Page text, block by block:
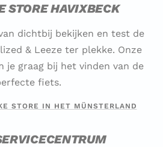
STORE HAVIXBECK
dichtbij bekijken en test de
& Leeze ter plekke. Onze
je graag bij het vinden van de
fiets.
STORE IN HET MÜNSTERLAND